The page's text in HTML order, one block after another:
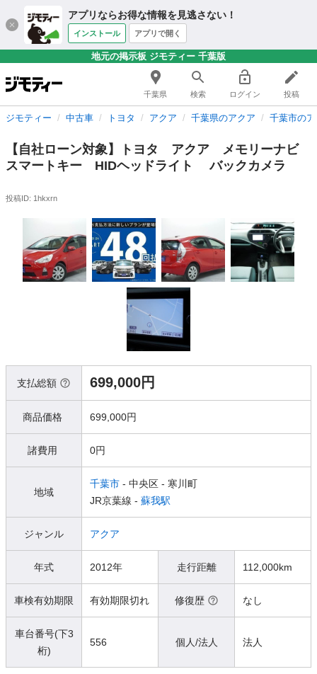
アプリならお得な情報を見逃さない！
インストール アプリで開く
地元の掲示板 ジモティー 千葉版
千葉県 検索 ログイン 投稿
ジモティー 中古車 トヨタ アクア 千葉県のアクア 千葉市の
【自社ローン対象】トヨタ アクア メモリーナビ
スマートキー HIDヘッドライト バックカメラ
投稿ID: 1hkxrn
支払総額 699,000円
商品価格 699,000円
諸費用 0円
地域
千葉市 - 中央区 - 寒川町
JR京葉線 - 蘇我駅
ジャンル アクア
年式 2012年 走行距離 112,000km
車検有効期限 有効期限切れ 修復歴 なし
車台番号(下3
桁)
556 個人/法人 法人